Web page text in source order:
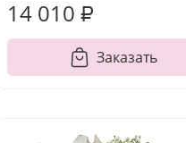
14 010 ₽
Заказать